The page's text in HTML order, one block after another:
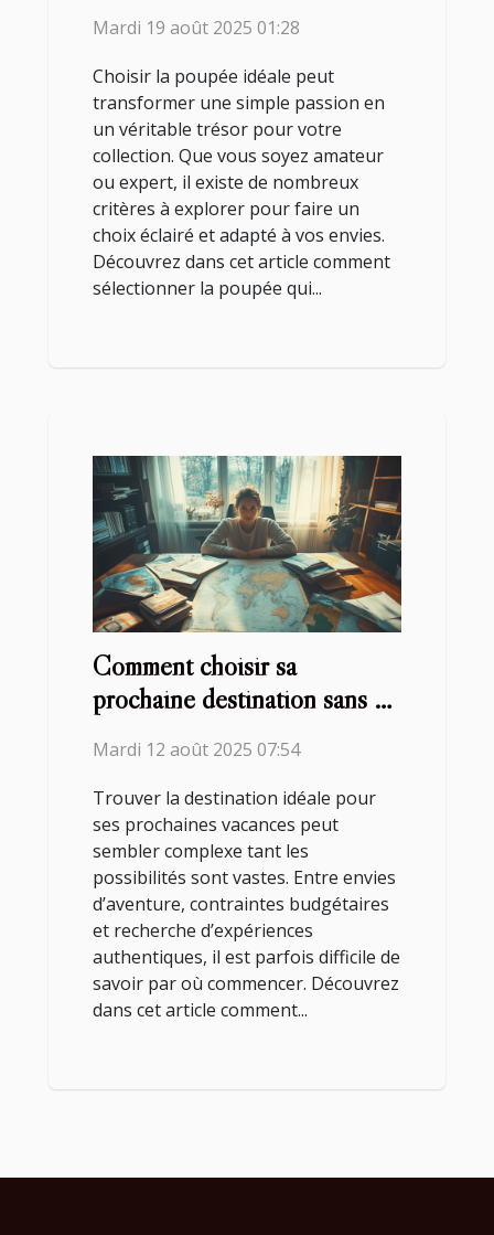
Mardi 19 août 2025 01:28
Choisir la poupée idéale peut
transformer une simple passion en
un véritable trésor pour votre
collection. Que vous soyez amateur
ou expert, il existe de nombreux
critères à explorer pour faire un
choix éclairé et adapté à vos envies.
Découvrez dans cet article comment
sélectionner la poupée qui...
Comment choisir sa
prochaine destination sans se
Mardi 12 août 2025 07:54
Trouver la destination idéale pour
ses prochaines vacances peut
sembler complexe tant les
possibilités sont vastes. Entre envies
d’aventure, contraintes budgétaires
et recherche d’expériences
authentiques, il est parfois difficile de
savoir par où commencer. Découvrez
dans cet article comment...